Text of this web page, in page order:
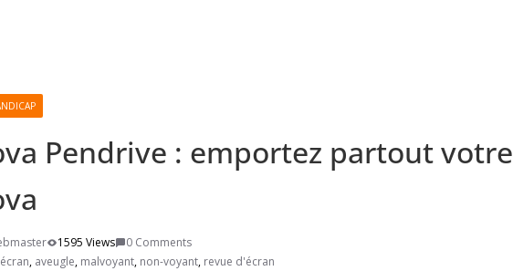
Pendrive : emportez partout votre
1595 Views
0 Comments
, aveugle, malvoyant, non-voyant, revue d'écran